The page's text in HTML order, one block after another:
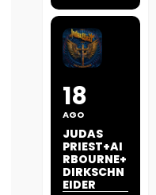
18
AGO
JUDAS
PRIEST+AI
RBOURNE+
DIRKSCHN
EIDER